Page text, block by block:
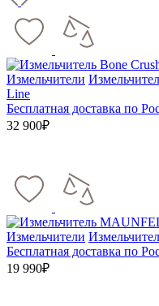
Измельчители
Line
Бесплатная доставка по
32 900₽
Измельчители
Бесплатная доставка по
19 990₽